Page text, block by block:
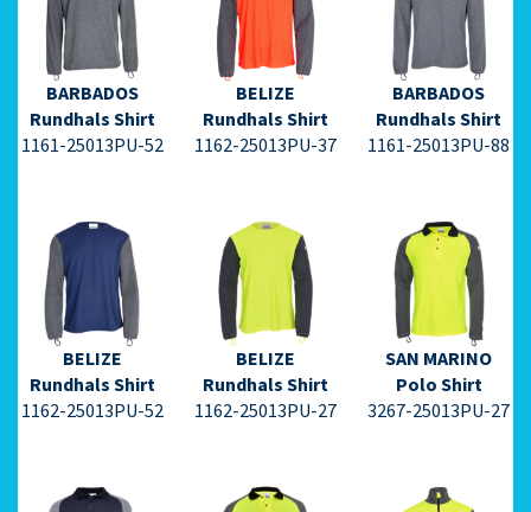
BARBADOS
Rundhals Shirt
1161-25013PU-52
⇩
Datenblatt PDF
⇩
BELIZE
Rundhals Shirt
1162-25013PU-37
Datenblatt PDF
⇩
BARBADOS
Rundhals Shirt
1161-25013PU-88
Datenblatt PDF
⇩
BELIZE
Rundhals Shirt
1162-25013PU-52
Datenblatt PDF
⇩
BELIZE
Rundhals Shirt
1162-25013PU-27
Datenblatt PDF
⇩
SAN MARINO
Polo Shirt
3267-25013PU-27
⇩
Datenblatt PDF
⇩